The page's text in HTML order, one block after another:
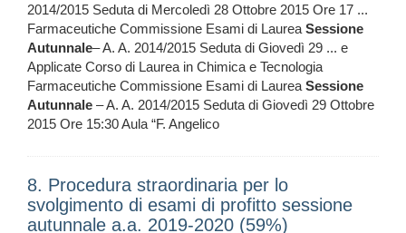
2014/2015 Seduta di Mercoledì 28 Ottobre 2015 Ore 17 ...
Farmaceutiche Commissione Esami di LaureaSessione
Autunnale– A. A. 2014/2015 Seduta di Giovedì 29 ... e
Applicate Corso di Laurea in Chimica e Tecnologia
Farmaceutiche Commissione Esami di LaureaSessione
Autunnale – A. A. 2014/2015 Seduta di Giovedì 29 Ottobre
2015 Ore 15:30 Aula “F. Angelico
8. Procedura straordinaria per lo
svolgimento di esami di profitto sessione
autunnale a.a. 2019-2020 (59%)